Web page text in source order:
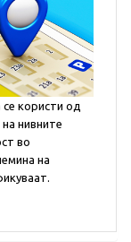
користи од
нивните
во
на